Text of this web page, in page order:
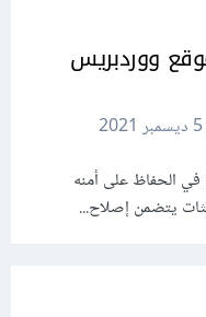
ووردبريس
5 ديسمبر 2021
في الحفاظ على أمنه
يتضمن إصلاح...